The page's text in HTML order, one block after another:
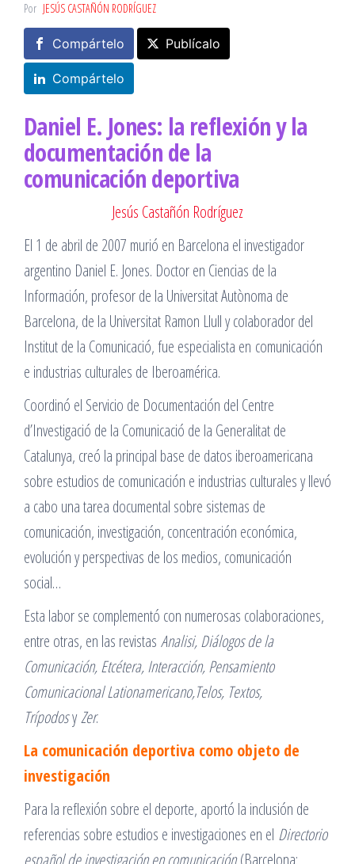
Por JESÚS CASTAÑÓN RODRÍGUEZ
Compártelo Publícalo
Compártelo
Daniel E. Jones: la reflexión y la
documentación de la
comunicación deportiva
Jesús Castañón Rodríguez
El 1 de abril de 2007 murió en Barcelona el investigador
argentino Daniel E. Jones. Doctor en Ciencias de la
Información, profesor de la Universitat Autònoma de
Barcelona, de la Universitat Ramon Llull y colaborador del
Institut de la Comunicació, fue especialista en comunicación
e industrias culturales de Iberoamérica.
Coordinó el Servicio de Documentación del Centre
d’Investigació de la Comunicació de la Generalitat de
Catalunya, creó la principal base de datos iberoamericana
sobre estudios de comunicación e industrias culturales y llevó
a cabo una tarea documental sobre sistemas de
comunicación, investigación, concentración económica,
evolución y perspectivas de los medios, comunicación
social…
Esta labor se complementó con numerosas colaboraciones,
entre otras, en las revistas Analisi, Diálogos de la
Comunicación, Etcétera, Interacción, Pensamiento
Comunicacional Lationamericano,Telos, Textos,
TrípodosyZer.
La comunicación deportiva como objeto de
investigación
Para la reflexión sobre el deporte, aportó la inclusión de
referencias sobre estudios e investigaciones en el Directorio
español de investigación en comunicación(Barcelona: